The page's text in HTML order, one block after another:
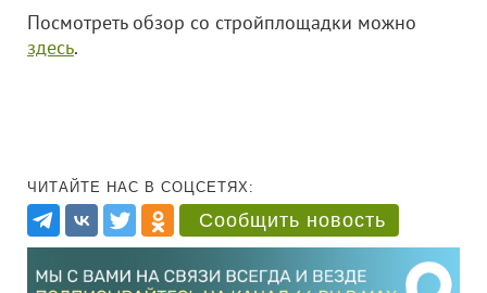
Посмотреть обзор со стройплощадки можно
здесь.
ЧИТАЙТЕ НАС В СОЦСЕТЯХ:
Сообщить новость